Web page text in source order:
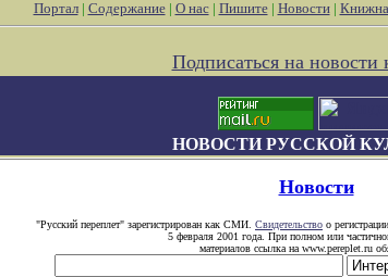
Портал| Содержание| О нас| Пишите| Новости|
Подписаться на новости
НОВОСТИ РУССКОЙ
Новости
"Русский переплет" зарегистрирован как СМИ. Свидетельство о
5 февраля 2001 года. При полном или
материалов ссылка на www.pereplet.ru